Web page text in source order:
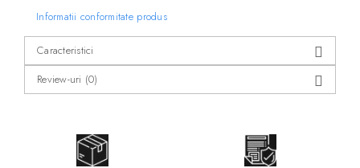
Informatii conformitate produs
Caracteristici
Review-uri (0)